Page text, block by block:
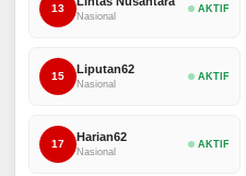
13
Nasional
AKTIF
15
Liputan62
Nasional
AKTIF
17
Harian62
Nasional
AKTIF